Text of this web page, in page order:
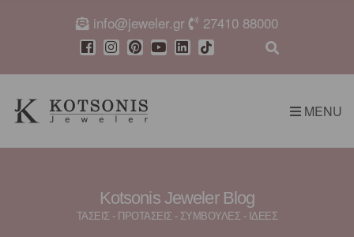
info@jeweler.gr 27410 88000
r
p
s
MENU
Kotsonis Jeweler Blog
ΤΑΣΕΙΣ - ΠΡΟΤΑΣΕΙΣ - ΣΥΜΒΟΥΛΕΣ - ΙΔΕΕΣ